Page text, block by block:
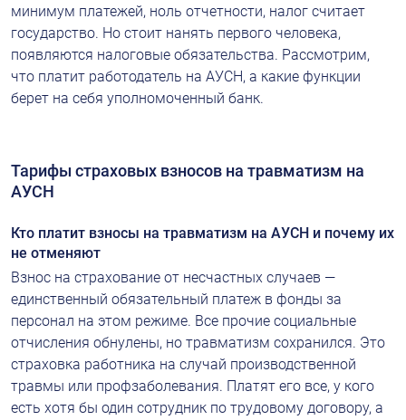
минимум платежей, ноль отчетности, налог считает
государство. Но стоит нанять первого человека,
появляются налоговые обязательства. Рассмотрим,
что платит работодатель на АУСН, а какие функции
берет на себя уполномоченный банк.
Тарифы страховых взносов на травматизм на
АУСН
Кто платит взносы на травматизм на АУСН и почему их
не отменяют
Взнос на страхование от несчастных случаев —
единственный обязательный платеж в фонды за
персонал на этом режиме. Все прочие социальные
отчисления обнулены, но травматизм сохранился. Это
страховка работника на случай производственной
травмы или профзаболевания. Платят его все, у кого
есть хотя бы один сотрудник по трудовому договору, а